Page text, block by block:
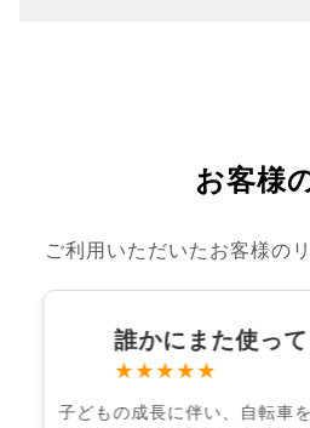
お客様
ご利用いただいたお客様の
誰かにまた使って
★★★★★
子どもの成長に伴い、自転車